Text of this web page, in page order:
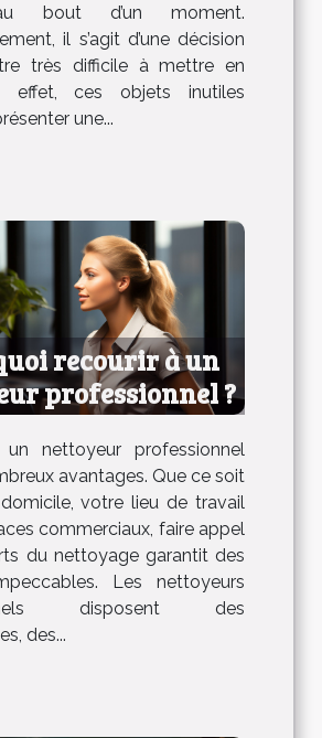
bout d’un moment.
il s’agit d’une décision
très difficile à mettre en
effet, ces objets inutiles
une...
recourir à un
professionnel ?
un nettoyeur professionnel
avantages. Que ce soit
votre lieu de travail
commerciaux, faire appel
du nettoyage garantit des
Les nettoyeurs
disposent des
des...